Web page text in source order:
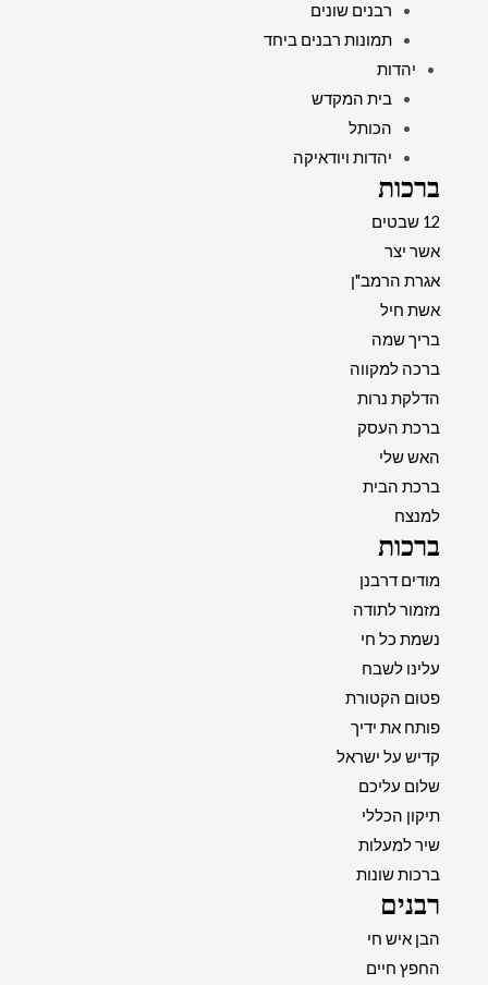
רבנים שונים
תמונות רבנים ביחד
יהדות
בית המקדש
הכותל
יהדות ויודאיקה
ברכות
12 שבטים
אשר יצר
אגרת הרמב"ן
אשת חיל
בריך שמה
ברכה למקווה
הדלקת נרות
ברכת העסק
האש שלי
ברכת הבית
למנצח
ברכות
מודים דרבנן
מזמור לתודה
נשמת כל חי
עלינו לשבח
פטום הקטורת
פותח את ידיך
קדיש על ישראל
שלום עליכם
תיקון הכללי
שיר למעלות
ברכות שונות
רבנים
הבן איש חי
החפץ חיים